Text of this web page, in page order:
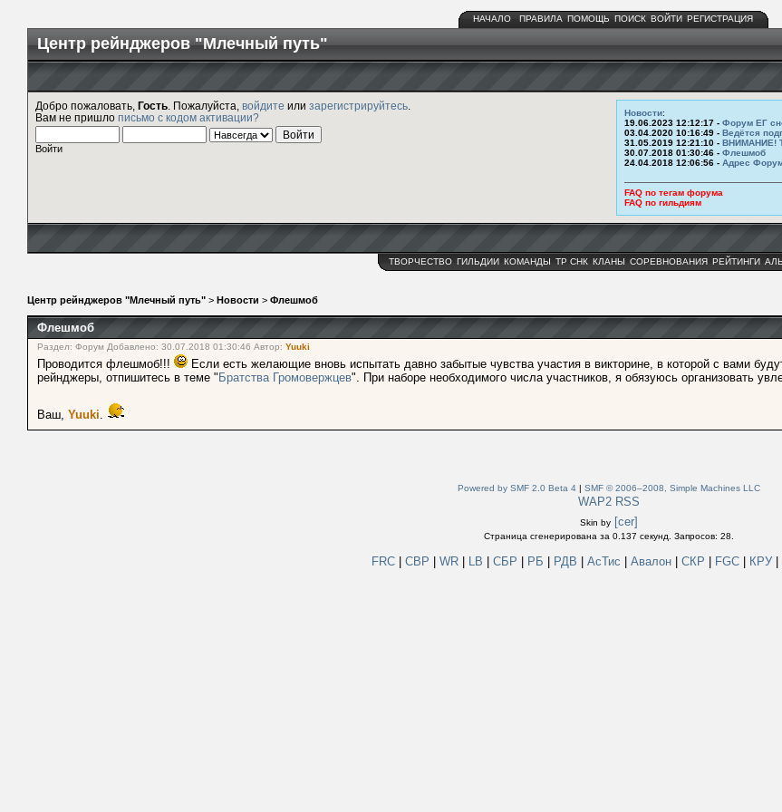
НАЧАЛО ПРАВИЛА ПОМОЩЬ ПОИСК ВОЙТИ РЕГИСТРАЦИЯ
Центр рейнджеров "Млечный путь"
Добро пожаловать, Гость . Пожалуйста, войдите или зарегистрируйтесь
Вам не пришло письмо с кодом активации?
Войти
Новости:
19.06.2023 12:12:17 - Форум ЕГ
03.04.2020 10:16:49 - Ведётся
31.05.2019 12:21:10 - ВНИМАНИЕ!
30.07.2018 01:30:46 - Флешмоб
24.04.2018 12:06:56 - Адрес
FAQ по тегам форума
FAQ по гильдиям
ТВОРЧЕСТВО ГИЛЬДИИ КОМАНДЫ ТР СНК КЛАНЫ СОРЕВНОВАНИЯ РЕЙТИНГИ
Центр рейнджеров "Млечный путь" > Новости > Флешмоб
Флешмоб
Раздел: Форум Добавлено: 30.07.2018 01:30:46 Автор: Yuuki
Проводится флешмоб!!!
Если есть желающие вновь испытать давно забытые чувства участия в викторине, в которой с вами
рейнджеры, отпишитесь в теме " Братства Громовержцев". При наборе необходимого числа участников, я обязуюсь организовать
Ваш, Yuuki.
Powered by SMF 2.0 Beta 4 SMF © 2006–2008, Simple Machines LLC
WAP2 RSS
Skin by [cer]
Страница сгенерирована за 0.137 секунд. Запросов: 28.
FRC СВР WR LB СБР РБ РДВ АсТис Авалон СКР FGC КРУ